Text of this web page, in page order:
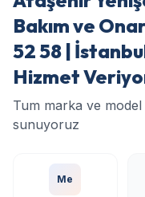
Bakım ve
52 58 |
Hizmet
Tum marka ve
sunuyoruz
Me